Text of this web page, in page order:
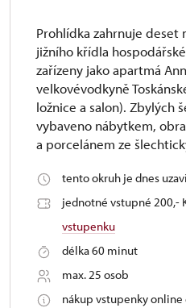
Prohlídka zahrnuje
jižního křídla
zařízeny jako apartmá
velkovévodkyně
ložnice a salon). Zbylých
vybaveno nábytkem,
a porcelánem ze
tento okruh je dnes
jednotné vstupné 200,-
vstupenku
délka 60 minut
max. 25 osob
nákup vstupenky